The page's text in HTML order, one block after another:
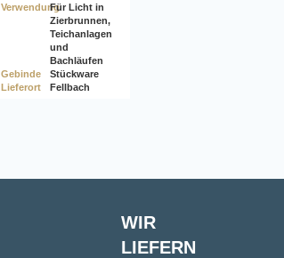
VerwendungFür Licht in
Zierbrunnen,
Teichanlagen
und
Bachläufen
Gebinde
Stückware
Lieferort
Fellbach
WIR
LIEFERN